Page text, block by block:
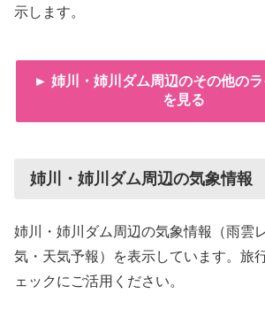
示します。
► 姉川・姉川ダム周辺のその他の
を見る
姉川・姉川ダム周辺の気象情報
姉川・姉川ダム周辺の気象情報（雨雲
気・天気予報）を表示しています。旅
ェックにご活用ください。